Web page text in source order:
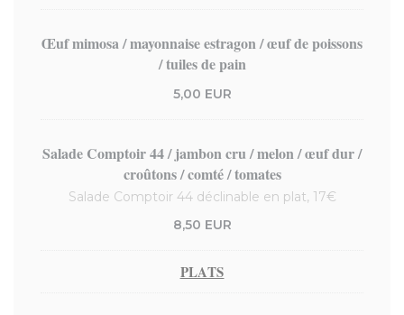
Œuf mimosa / mayonnaise estragon / œuf de poissons
/ tuiles de pain
5,00 EUR
Salade Comptoir 44 / jambon cru / melon / œuf dur /
croûtons / comté / tomates
Salade Comptoir 44 déclinable en plat, 17€
8,50 EUR
PLATS